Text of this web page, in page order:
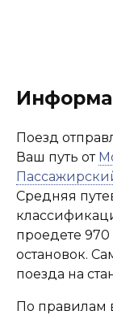
Поезд
Ваш путь от
Средняя
проедете
остановок.
поезда на
По правилам